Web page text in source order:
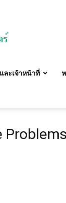
ละเจ้าหน้าที่